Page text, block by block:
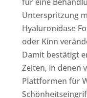
Unterspritzung
Hyaluronidase
oder Kinn
Damit bestätigt
Zeiten, in denen
Plattformen für